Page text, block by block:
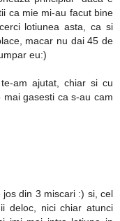
ca mie mi-au facut bine
lotiunea asta, ca si
macar nu dai 45 de
eu:)
am ajutat, chiar si cu
gasesti ca s-au cam
din 3 miscari :) si, cel
deloc, nici chiar atunci